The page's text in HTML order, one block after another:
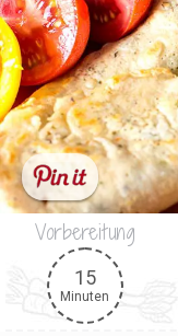
Vorbereitung
15
Minuten